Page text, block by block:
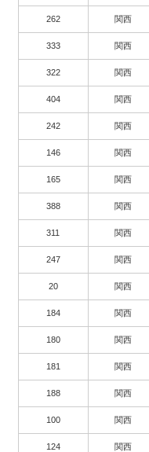
262 関西
333 関西
322 関西
404 関西
242 関西
146 関西
165 関西
388 関西
311 関西
247 関西
20 関西
184 関西
180 関西
181 関西
188 関西
100 関西
124 関西